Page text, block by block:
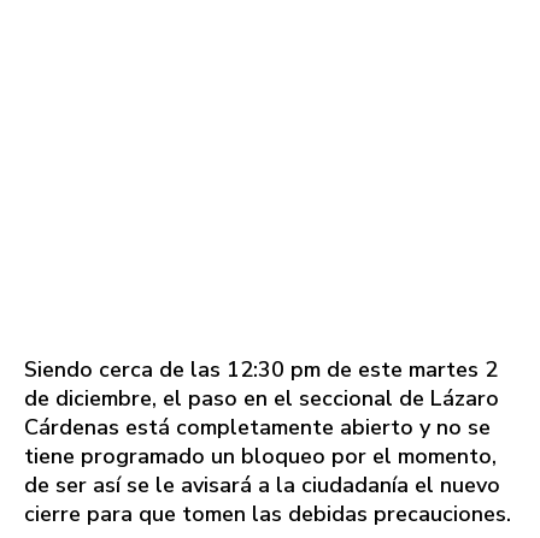
Siendo cerca de las 12:30 pm de este martes 2
de diciembre, el paso en el seccional de Lázaro
Cárdenas está completamente abierto y no se
tiene programado un bloqueo por el momento,
de ser así se le avisará a la ciudadanía el nuevo
cierre para que tomen las debidas precauciones.